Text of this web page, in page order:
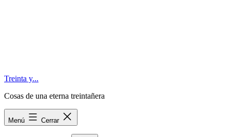
Treinta y...
Cosas de una eterna treintañera
Menú Cerrar